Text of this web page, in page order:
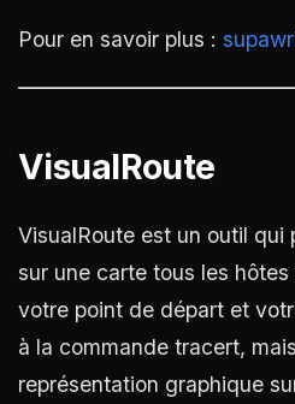
Pour en savoir plus :
VisualRoute
VisualRoute est un outil qui
sur une carte tous les
votre point de départ et
à la commande tracert,
représentation graphique